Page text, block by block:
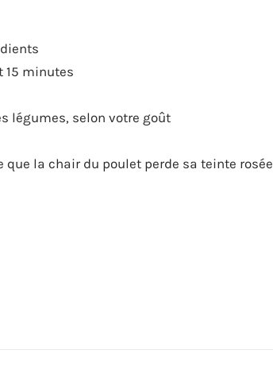
15 minutes
légumes, selon votre goût
la chair du poulet perde sa teinte rosée